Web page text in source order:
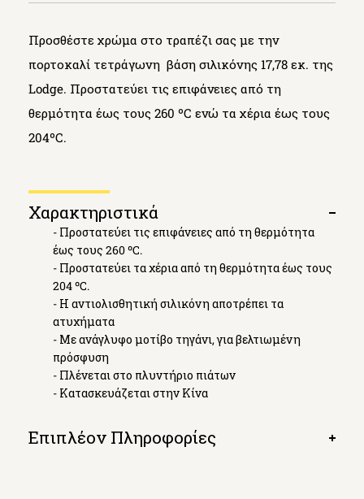
Προσθέστε χρώμα στο τραπέζι σας με την
πορτοκαλί τετράγωνη βάση σιλικόνης 17,78 εκ. της
Lodge. Προστατεύει τις επιφάνειες από τη
θερμότητα έως τους 260 ºC ενώ τα χέρια έως τους
204ºC.
Χαρακτηριστικά
Open
- Προστατεύει τις επιφάνειες από τη θερμότητα
έως τους 260 ºC.
- Προστατεύει τα χέρια από τη θερμότητα έως τους
204 ºC.
- Η αντιολισθητική σιλικόνη αποτρέπει τα
ατυχήματα
- Με ανάγλυφο μοτίβο τηγάνι, για βελτιωμένη
πρόσφυση
- Πλένεται στο πλυντήριο πιάτων
- Κατασκευάζεται στην Κίνα
Επιπλέον Πληροφορίες
Open